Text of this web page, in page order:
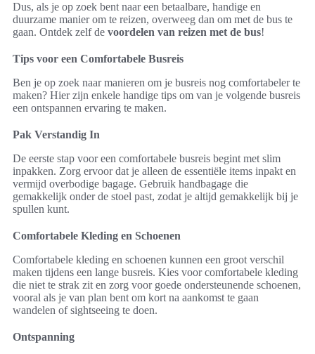
Dus, als je op zoek bent naar een betaalbare, handige en
duurzame manier om te reizen, overweeg dan om met de bus te
gaan. Ontdek zelf de voordelen van reizen met de bus!
Tips voor een Comfortabele Busreis
Ben je op zoek naar manieren om je busreis nog comfortabeler te
maken? Hier zijn enkele handige tips om van je volgende busreis
een ontspannen ervaring te maken.
Pak Verstandig In
De eerste stap voor een comfortabele busreis begint met slim
inpakken. Zorg ervoor dat je alleen de essentiële items inpakt en
vermijd overbodige bagage. Gebruik handbagage die
gemakkelijk onder de stoel past, zodat je altijd gemakkelijk bij je
spullen kunt.
Comfortabele Kleding en Schoenen
Comfortabele kleding en schoenen kunnen een groot verschil
maken tijdens een lange busreis. Kies voor comfortabele kleding
die niet te strak zit en zorg voor goede ondersteunende schoenen,
vooral als je van plan bent om kort na aankomst te gaan
wandelen of sightseeing te doen.
Ontspanning